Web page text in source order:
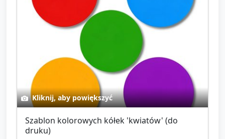
Kliknij, aby powiększyć
Szablon kolorowych kółek 'kwiatów' (do
druku)